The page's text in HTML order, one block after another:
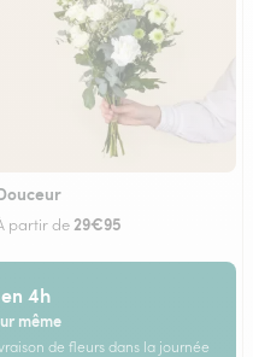
partir de 29€95
4h
même
de fleurs dans la journée